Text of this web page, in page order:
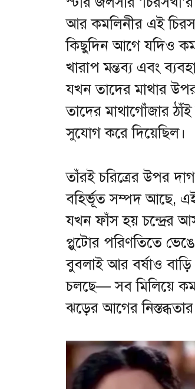
আর কমলিনীর এই
কিছুদিন আগে যদিও
খারাপ মন্তব্য এবং
যখন তাদের মাথার উপর
তাদের মাথাগোঁজার
সুযোগ করে দিয়েছিল।
তাঁরই চরিত্রের উপর
বহির্ভূত সম্পদ আছে, এই
যখন ফাঁস হয় চন্দ্রের
প্লুটোর পরিণতিতে
বুবলাই আর বর্ষাও
চলছে— সব মিলিয়ে
ঝড়ের আগের